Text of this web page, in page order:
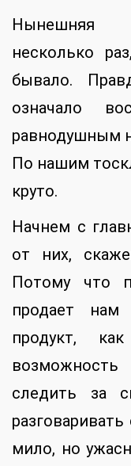
Нынешняя
несколько
бывало.
означало
равнодушным
По нашим
круто.
Начнем с
от них,
Потому что
продает
продукт,
следить за
мило, но